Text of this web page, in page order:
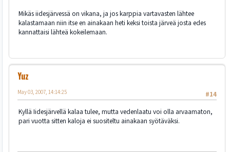
Mikäs iidesjärvessä on vikana, ja jos karppia vartavasten lähtee
kalastamaan niin itse en ainakaan heti keksi toista järveä josta edes
kannattaisi lähteä kokeilemaan.
Yuz
#14
May 03, 2007, 14:14:25
Kyllä Iidesjärvellä kalaa tulee, mutta vedenlaatu voi olla arvaamaton,
pari vuotta sitten kaloja ei suositeltu ainakaan syötäväksi.